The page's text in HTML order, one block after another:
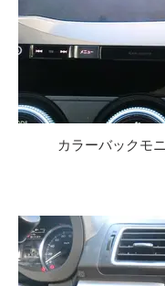
カラーバックモ